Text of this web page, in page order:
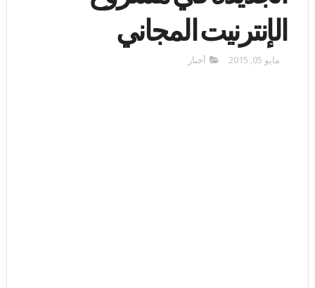
الإنترنيت المجاني
مايو 05, 2015 أخبار